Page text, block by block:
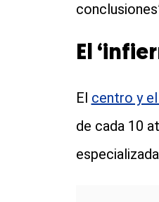
El
El centro y
de cada 10